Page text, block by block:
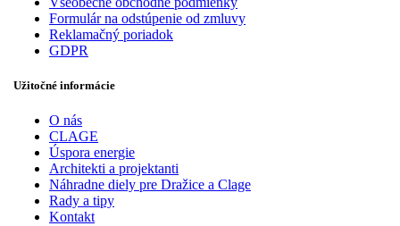
Formulár na odstúpenie od zmluvy
Reklamačný poriadok
GDPR
Užitočné informácie
O nás
CLAGE
Úspora energie
Architekti a projektanti
Náhradne diely pre Dražice a Clage
Rady a tipy
Kontakt